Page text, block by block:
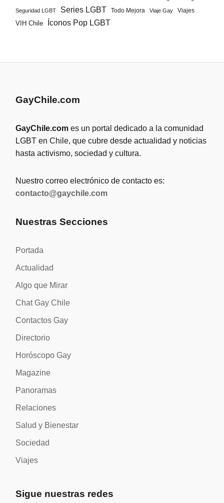
Seguridad LGBT Series LGBT Todo Mejora Viaje Gay
Viajes
VIH Chile
Íconos Pop LGBT
GayChile.com
GayChile.com es un portal dedicado a la comunidad
LGBT en Chile, que cubre desde actualidad y noticias
hasta activismo, sociedad y cultura.
Nuestro correo electrónico de contacto es:
contacto@gaychile.com
Nuestras Secciones
Portada
Actualidad
Algo que Mirar
Chat Gay Chile
Contactos Gay
Directorio
Horóscopo Gay
Magazine
Panoramas
Relaciones
Salud y Bienestar
Sociedad
Viajes
Sigue nuestras redes